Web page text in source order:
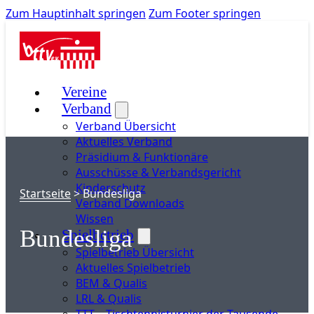
Zum Hauptinhalt springen Zum Footer springen
Vereine
Verband
Verband Übersicht
Aktuelles Verband
Präsidium & Funktionäre
Ausschüsse & Verbandsgericht
Kinderschutz
Verband Downloads
Wissen
Spielbetrieb
Spielbetrieb Übersicht
Aktuelles Spielbetrieb
BEM & Qualis
LRL & Qualis
Startseite>Bundesliga
Bundesliga